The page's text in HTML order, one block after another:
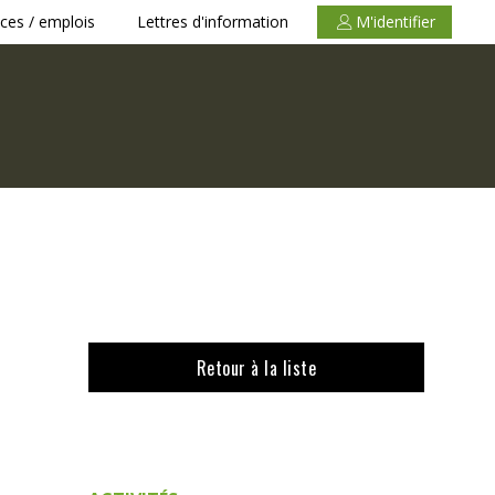
/ emplois Lettres d'information M'identifier
Retour à la liste